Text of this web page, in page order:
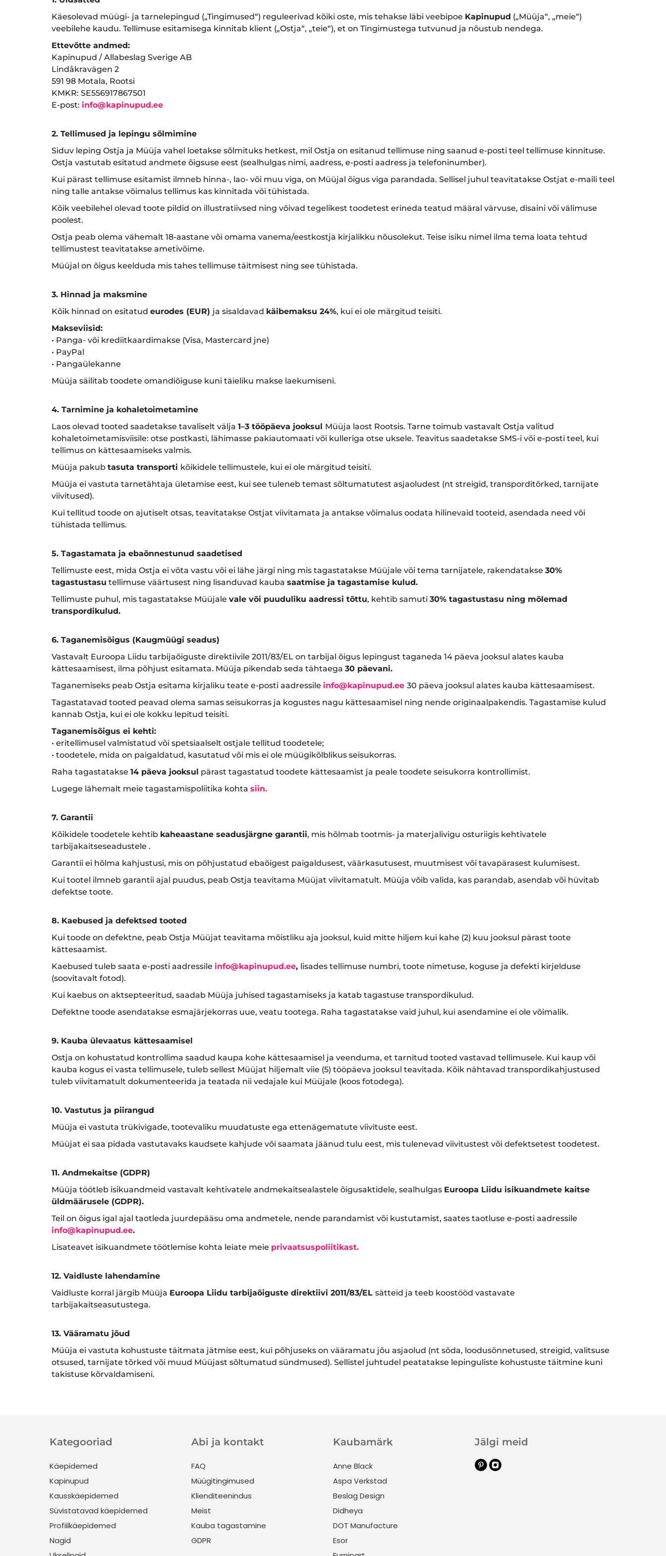
Käesolevad müügi- ja tarnelepingud („Tingimused“) reguleerivad kõiki oste, mis tehakse läbi veebipoe Kapinupud („Müüja“, „meie“)
veebilehe kaudu. Tellimuse esitamisega kinnitab klient („Ostja“, „teie“), et on Tingimustega tutvunud ja nõustub nendega.
Ettevõtte andmed:
Kapinupud / Allabeslag Sverige AB
Lindåkravägen 2
591 98 Motala, Rootsi
KMKR: SE556917867501
E-post: info@kapinupud.ee
2. Tellimused ja lepingu sõlmimine
Siduv leping Ostja ja Müüja vahel loetakse sõlmituks hetkest, mil Ostja on esitanud tellimuse ning saanud e-posti teel tellimuse kinnituse.
Ostja vastutab esitatud andmete õigsuse eest (sealhulgas nimi, aadress, e-posti aadress ja telefoninumber).
Kui pärast tellimuse esitamist ilmneb hinna-, lao- või muu viga, on Müüjal õigus viga parandada. Sellisel juhul teavitatakse Ostjat e-maili teel
ning talle antakse võimalus tellimus kas kinnitada või tühistada.
Kõik veebilehel olevad toote pildid on illustratiivsed ning võivad tegelikest toodetest erineda teatud määral värvuse, disaini või välimuse
poolest.
Ostja peab olema vähemalt 18-aastane või omama vanema/eestkostja kirjalikku nõusolekut. Teise isiku nimel ilma tema loata tehtud
tellimustest teavitatakse ametivõime.
Müüjal on õigus keelduda mis tahes tellimuse täitmisest ning see tühistada.
3. Hinnad ja maksmine
Kõik hinnad on esitatud eurodes (EUR) ja sisaldavad käibemaksu 24%, kui ei ole märgitud teisiti.
Makseviisid:
• Panga- või krediitkaardimakse (Visa, Mastercard jne)
• PayPal
• Pangaülekanne
Müüja säilitab toodete omandiõiguse kuni täieliku makse laekumiseni.
4. Tarnimine ja kohaletoimetamine
Laos olevad tooted saadetakse tavaliselt välja 1–3 tööpäeva jooksul Müüja laost Rootsis. Tarne toimub vastavalt Ostja valitud
kohaletoimetamisviisile: otse postkasti, lähimasse pakiautomaati või kulleriga otse uksele. Teavitus saadetakse SMS-i või e-posti teel, kui
tellimus on kättesaamiseks valmis.
Müüja pakub tasuta transporti kõikidele tellimustele, kui ei ole märgitud teisiti.
Müüja ei vastuta tarnetähtaja ületamise eest, kui see tuleneb temast sõltumatutest asjaoludest (nt streigid, transporditõrked, tarnijate
viivitused).
Kui tellitud toode on ajutiselt otsas, teavitatakse Ostjat viivitamata ja antakse võimalus oodata hilinevaid tooteid, asendada need või
tühistada tellimus.
5. Tagastamata ja ebaõnnestunud saadetised
Tellimuste eest, mida Ostja ei võta vastu või ei lähe järgi ning mis tagastatakse Müüjale või tema tarnijatele, rakendatakse 30%
tagastustasu tellimuse väärtusest ning lisanduvad kauba saatmise ja tagastamise kulud.
Tellimuste puhul, mis tagastatakse Müüjale vale või puuduliku aadressi tõttu, kehtib samuti 30% tagastustasu ning mõlemad
transpordikulud.
6. Taganemisõigus (Kaugmüügi seadus)
Vastavalt Euroopa Liidu tarbijaõiguste direktiivile 2011/83/EL on tarbijal õigus lepingust taganeda 14 päeva jooksul alates kauba
kättesaamisest, ilma põhjust esitamata. Müüja pikendab seda tähtaega 30 päevani.
Taganemiseks peab Ostja esitama kirjaliku teate e-posti aadressile info@kapinupud.ee 30 päeva jooksul alates kauba kättesaamisest.
Tagastatavad tooted peavad olema samas seisukorras ja kogustes nagu kättesaamisel ning nende originaalpakendis. Tagastamise kulud
kannab Ostja, kui ei ole kokku lepitud teisiti.
Taganemisõigus ei kehti:
• eritellimusel valmistatud või spetsiaalselt ostjale tellitud toodetele;
• toodetele, mida on paigaldatud, kasutatud või mis ei ole müügikõlblikus seisukorras.
Raha tagastatakse 14 päeva jooksul pärast tagastatud toodete kättesaamist ja peale toodete seisukorra kontrollimist.
Lugege lähemalt meie tagastamispoliitika kohta siin.
7. Garantii
Kõikidele toodetele kehtib kaheaastane seadusjärgne garantii, mis hõlmab tootmis- ja materjalivigu osturiigis kehtivatele
tarbijakaitseseadustele .
Garantii ei hõlma kahjustusi, mis on põhjustatud ebaõigest paigaldusest, väärkasutusest, muutmisest või tavapärasest kulumisest.
Kui tootel ilmneb garantii ajal puudus, peab Ostja teavitama Müüjat viivitamatult. Müüja võib valida, kas parandab, asendab või hüvitab
defektse toote.
8. Kaebused ja defektsed tooted
Kui toode on defektne, peab Ostja Müüjat teavitama mõistliku aja jooksul, kuid mitte hiljem kui kahe (2) kuu jooksul pärast toote
kättesaamist.
Kaebused tuleb saata e-posti aadressile info@kapinupud.ee, lisades tellimuse numbri, toote nimetuse, koguse ja defekti kirjelduse
(soovitavalt fotod).
Kui kaebus on aktsepteeritud, saadab Müüja juhised tagastamiseks ja katab tagastuse transpordikulud.
Defektne toode asendatakse esmajärjekorras uue, veatu tootega. Raha tagastatakse vaid juhul, kui asendamine ei ole võimalik.
9. Kauba ülevaatus kättesaamisel
Ostja on kohustatud kontrollima saadud kaupa kohe kättesaamisel ja veenduma, et tarnitud tooted vastavad tellimusele. Kui kaup või
kauba kogus ei vasta tellimusele, tuleb sellest Müüjat hiljemalt viie (5) tööpäeva jooksul teavitada. Kõik nähtavad transpordikahjustused
tuleb viivitamatult dokumenteerida ja teatada nii vedajale kui Müüjale (koos fotodega).
10. Vastutus ja piirangud
Müüja ei vastuta trükivigade, tootevaliku muudatuste ega ettenägematute viivituste eest.
Müüjat ei saa pidada vastutavaks kaudsete kahjude või saamata jäänud tulu eest, mis tulenevad viivitustest või defektsetest toodetest.
11. Andmekaitse (GDPR)
Müüja töötleb isikuandmeid vastavalt kehtivatele andmekaitsealastele õigusaktidele, sealhulgas Euroopa Liidu isikuandmete kaitse
üldmäärusele (GDPR).
Teil on õigus igal ajal taotleda juurdepääsu oma andmetele, nende parandamist või kustutamist, saates taotluse e-posti aadressile
info@kapinupud.ee.
Lisateavet isikuandmete töötlemise kohta leiate meie privaatsuspoliitikast.
12. Vaidluste lahendamine
Vaidluste korral järgib Müüja Euroopa Liidu tarbijaõiguste direktiivi 2011/83/EL sätteid ja teeb koostööd vastavate
tarbijakaitseasutustega.
13. Vääramatu jõud
Müüja ei vastuta kohustuste täitmata jätmise eest, kui põhjuseks on vääramatu jõu asjaolud (nt sõda, loodusõnnetused, streigid, valitsuse
otsused, tarnijate tõrked või muud Müüjast sõltumatud sündmused). Sellistel juhtudel peatatakse lepinguliste kohustuste täitmine kuni
takistuse kõrvaldamiseni.
Kategooriad
Käepidemed
Kapinupud
Kausskäepidemed
Süvistatavad käepidemed
Profiilkäepidemed
Nagid
Abi ja kontakt
FAQ
Müügitingimused
Klienditeenindus
Meist
Kauba tagastamine
GDPR
Kaubamärk
Anne Black
Aspa Verkstad
Beslag Design
Didheya
DOT Manufacture
Esor
Jälgi meid